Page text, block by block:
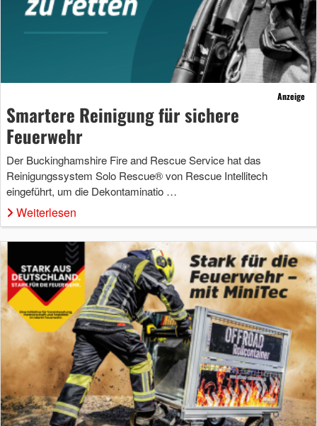
Anzeige
Smartere Reinigung für sichere
Feuerwehr
Der Buckinghamshire Fire and Rescue Service hat das
Reinigungssystem Solo Rescue® von Rescue Intellitech
eingeführt, um die Dekontaminatio …
Weiterlesen